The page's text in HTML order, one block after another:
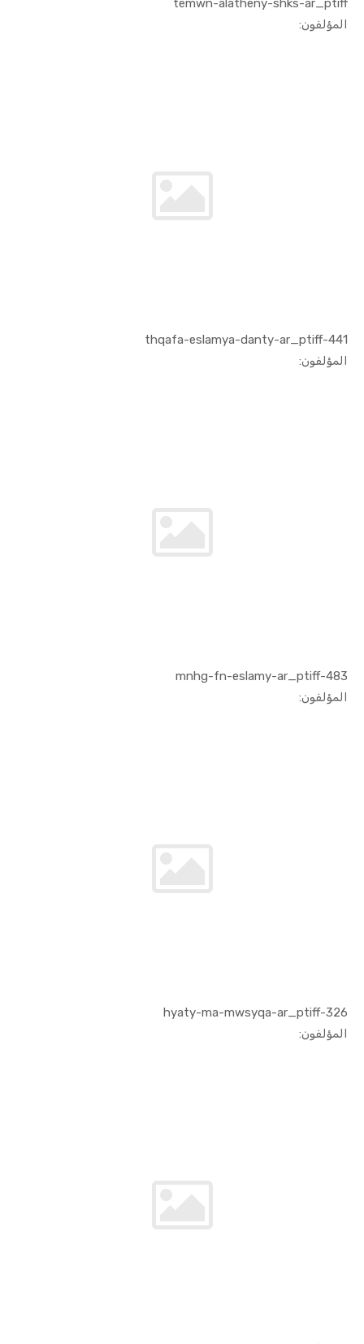
temwn-alatheny-shks-ar_ptiff
المؤلفون:
441-thqafa-eslamya-danty-ar_ptiff
المؤلفون:
483-mnhg-fn-eslamy-ar_ptiff
المؤلفون:
326-hyaty-ma-mwsyqa-ar_ptiff
المؤلفون: